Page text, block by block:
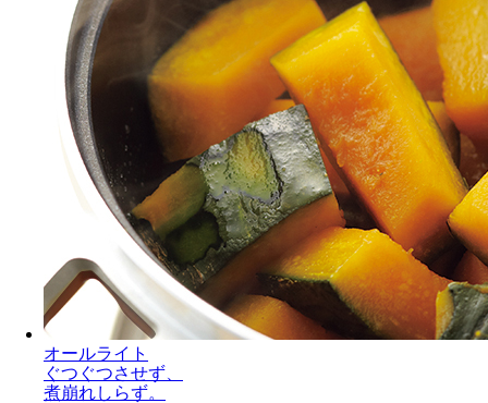
オールライト
ぐつぐつさせず、
煮崩れしらず。